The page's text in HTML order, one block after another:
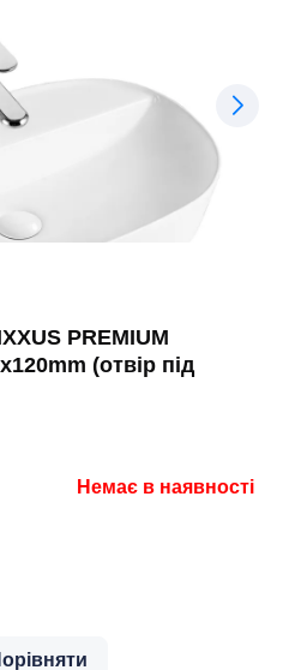
PREMIUM
(отвір під
Немає в наявності